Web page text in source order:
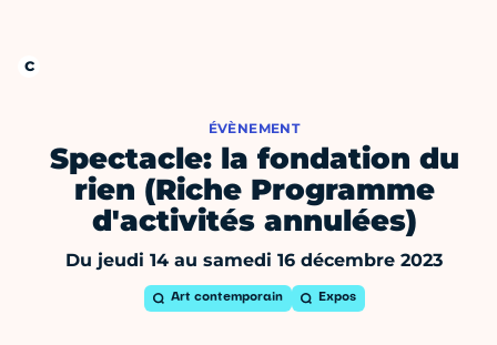
ÉVÈNEMENT
Spectacle: la fondation du
rien (Riche Programme
d'activités annulées)
Du jeudi 14 au samedi 16 décembre 2023
Art contemporain Expos